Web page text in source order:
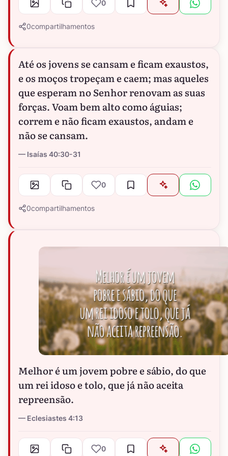
0
0compartilhamentos
Até os jovens se cansam e ficam exaustos,
e os moços tropeçam e caem; mas aqueles
que esperam no Senhor renovam as suas
forças. Voam bem alto como águias;
correm e não ficam exaustos, andam e
não se cansam.
Isaías 40:30-31
0
0compartilhamentos
Melhor é um jovem pobre e sábio, do que
um rei idoso e tolo, que já não aceita
repreensão.
Eclesiastes 4:13
0